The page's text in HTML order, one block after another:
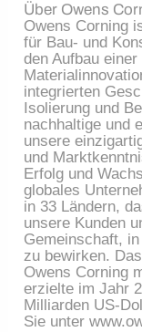
Über Owens
Owens Corning
für Bau- und
den Aufbau
integrierten
Isolierung und
nachhaltige und
unsere
und
Erfolg und
globales
in 33 Ländern,
unsere Kunden
Gemeinschaft,
zu bewirken.
Owens Corning
erzielte im Jahr
Milliarden US-
Sie unter